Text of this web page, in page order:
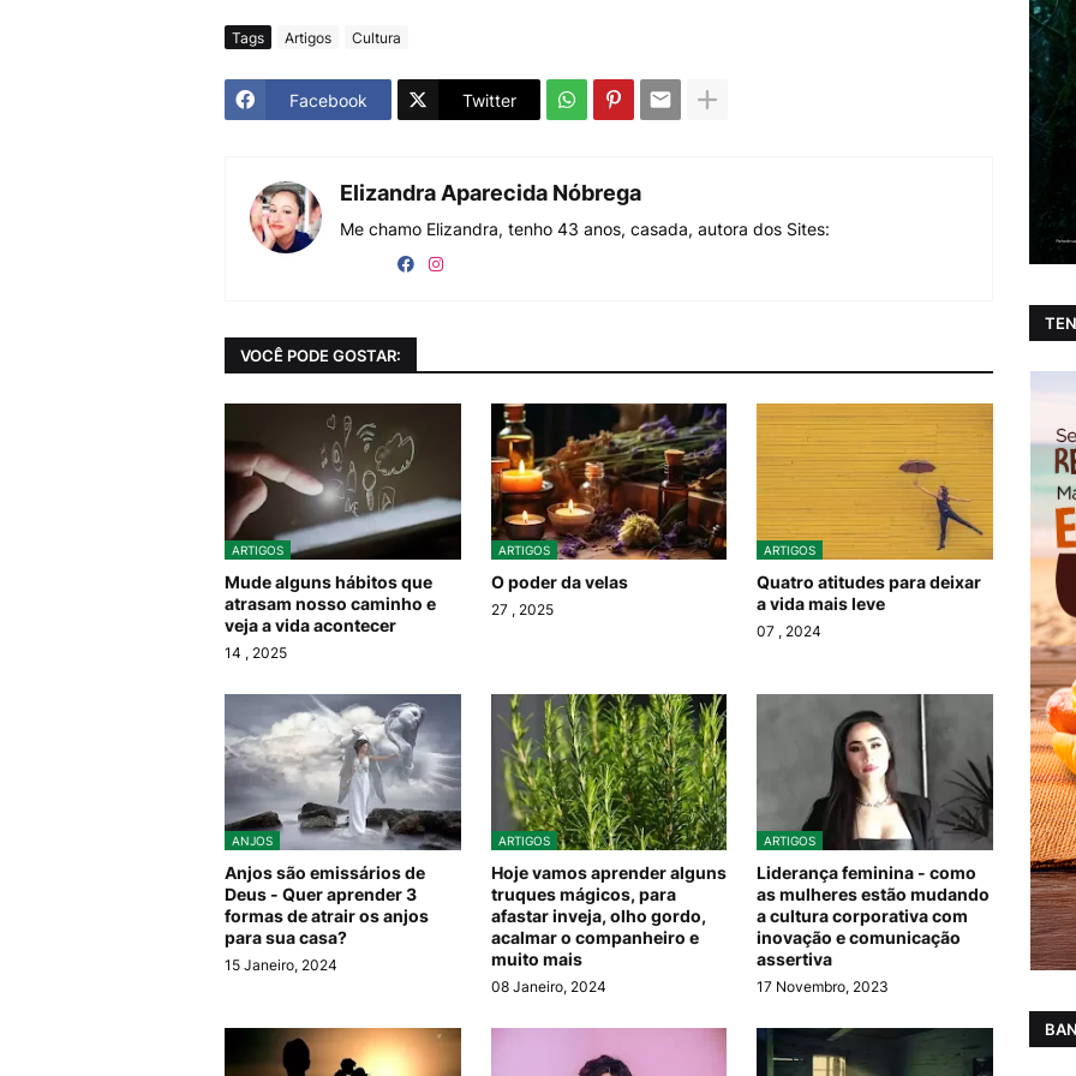
Tags Artigos Cultura
Facebook Twitter
Elizandra Aparecida Nóbrega
Me chamo Elizandra, tenho 43 anos, casada, autora dos Sites:
VOCÊ PODE GOSTAR:
ARTIGOS
Mude alguns hábitos que
atrasam nosso caminho e
veja a vida acontecer
14 , 2025
ARTIGOS
O poder da velas
27 , 2025
ARTIGOS
Quatro atitudes para deixar
a vida mais leve
07 , 2024
ANJOS
Anjos são emissários de
Deus - Quer aprender 3
formas de atrair os anjos
para sua casa?
15 Janeiro, 2024
ARTIGOS
Hoje vamos aprender alguns
truques mágicos, para
afastar inveja, olho gordo,
acalmar o companheiro e
muito mais
08 Janeiro, 2024
ARTIGOS
Liderança feminina - como
as mulheres estão mudando
a cultura corporativa com
inovação e comunicação
assertiva
17 Novembro, 2023